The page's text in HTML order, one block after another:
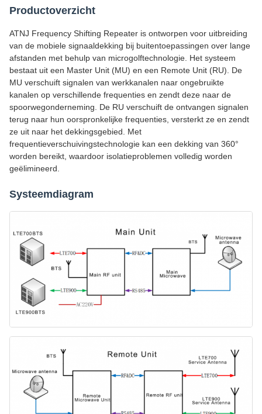
Productoverzicht
ATNJ Frequency Shifting Repeater is ontworpen voor uitbreiding
van de mobiele signaaldekking bij buitentoepassingen over lange
afstanden met behulp van microgolftechnologie. Het systeem
bestaat uit een Master Unit (MU) en een Remote Unit (RU). De
MU verschuift signalen van werkkanalen naar ongebruikte
kanalen op verschillende frequenties en zendt deze naar de
spoorwegonderneming. De RU verschuift de ontvangen signalen
terug naar hun oorspronkelijke frequenties, versterkt ze en zendt
ze uit naar het dekkingsgebied. Met
frequentieverschuivingstechnologie kan een dekking van 360°
worden bereikt, waardoor isolatieproblemen volledig worden
geëlimineerd.
Systeemdiagram